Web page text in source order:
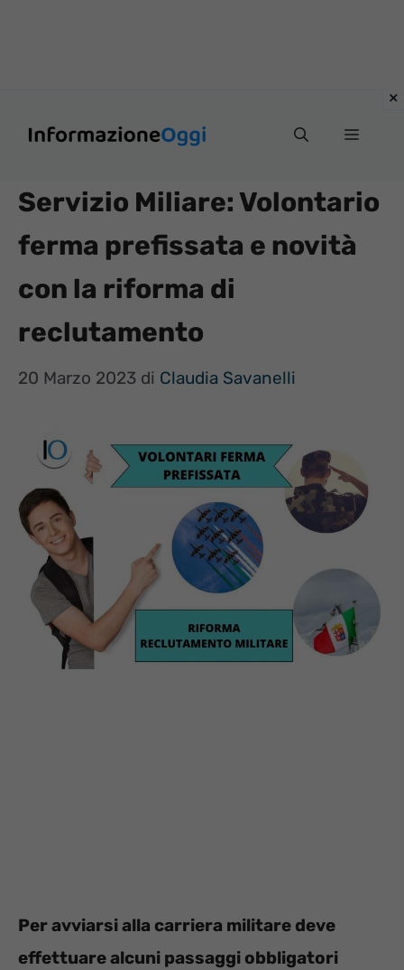
Menu
Servizio Miliare: Volontario
ferma prefissata e novità
con la riforma di
reclutamento
20 Marzo 2023 di Claudia Savanelli
Per avviarsi alla carriera militare deve
effettuare alcuni passaggi obbligatori